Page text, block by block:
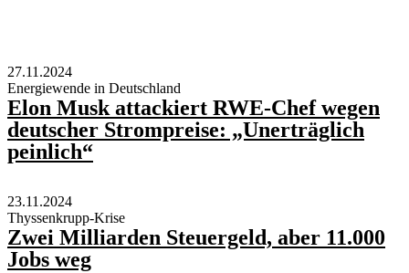
27.11.2024
Energiewende in Deutschland
Elon Musk attackiert RWE-Chef wegen
deutscher Strompreise: „Unerträglich
peinlich“
23.11.2024
Thyssenkrupp-Krise
Zwei Milliarden Steuergeld, aber 11.000
Jobs weg